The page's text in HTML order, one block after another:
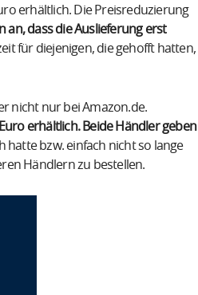
erhältlich. Die Preisreduzierung
an, dass die Auslieferung erst
für diejenigen, die gehofft hatten,
nicht nur bei Amazon.de.
erhältlich. Beide Händler geben
hatte bzw. einfach nicht so lange
Händlern zu bestellen.